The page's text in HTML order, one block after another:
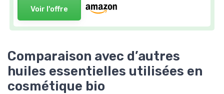
Voir l'offre
Comparaison avec d’autres
huiles essentielles utilisées en
cosmétique bio